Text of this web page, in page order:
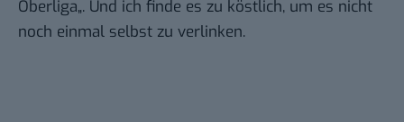
Oberliga„. Und ich finde es zu köstlich, um es nicht
noch einmal selbst zu verlinken.